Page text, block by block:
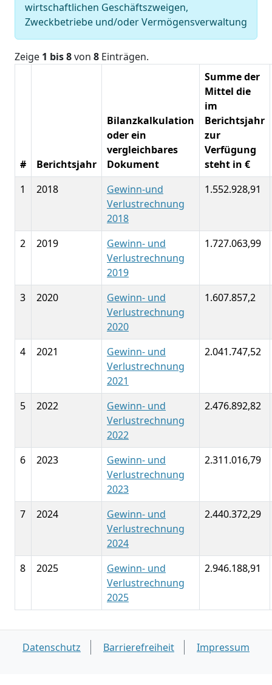
wirtschaftlichen Geschäftszweigen,
Zweckbetriebe und/oder Vermögensverwaltung
Zeige 1 bis 8von 8 Einträgen.
# Berichtsjahr
Bilanzkalkulation
oder ein
vergleichbares
Dokument
Summe der
Mittel die
im
Berichtsjahr
zur
Verfügung
steht in €
1
2018
Gewinn-und
Verlustrechnung
2018
1.552.928,91
2 2019
Gewinn- und
Verlustrechnung
2019
1.727.063,99
3 2020
Gewinn- und
Verlustrechnung
2020
1.607.857,2
4 2021
Gewinn- und
Verlustrechnung
2021
2.041.747,52
5 2022
Gewinn- und
Verlustrechnung
2022
2.476.892,82
6 2023
Gewinn- und
Verlustrechnung
2023
2.311.016,79
7 2024
Gewinn- und
Verlustrechnung
2024
2.440.372,29
8 2025
Gewinn- und
Verlustrechnung
2025
2.946.188,91
Datenschutz Barrierefreiheit Impressum